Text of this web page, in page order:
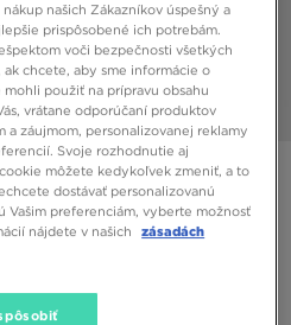
našich Zákazníkov úspešný a
prispôsobené ich potrebám.
voči bezpečnosti všetkých
chcete, aby sme informácie o
mohli použiť na prípravu obsahu
vrátane odporúčaní produktov
a záujmom, personalizovanej reklamy
Svoje rozhodnutie aj
môžete kedykoľvek zmeniť, a to
dostávať personalizovanú
Vašim preferenciám, vyberte možnosť
nájdete v našich
zásadách